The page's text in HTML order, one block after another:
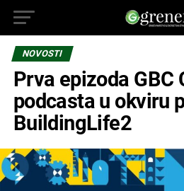
NOVOSTI
Prva epizoda GBC
podcasta u okviru
BuildingLife2